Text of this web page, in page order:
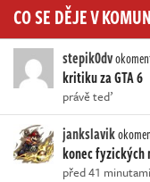
CO SE DĚJE V
stepik0dv
kritiku za GTA 6
právě teď
jankslavik
konec fyzických
před 41 minutami